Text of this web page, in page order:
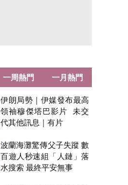
伊朗局勢｜伊媒發布最高
領袖穆傑塔巴影片 未交
代其他訊息｜有片
波蘭海灘驚傳父子失蹤 數
百遊人秒速組「人鏈」落
水搜索 最終平安無事
一周熱門 一月熱門